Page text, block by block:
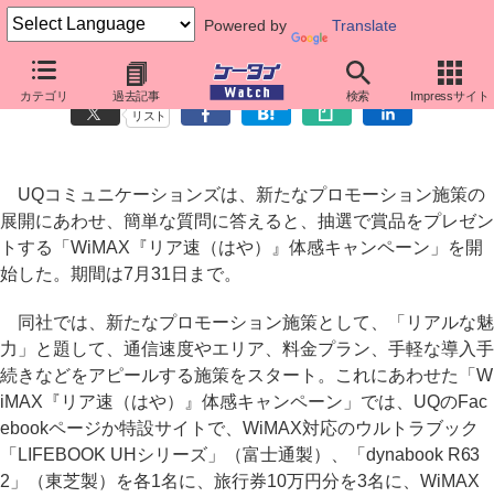
Powered by Translate
カテゴリ 過去記事 検索 Impressサイト
UQ、ウルトラブックや旅行券10万円分などプレゼント
リスト
UQコミュニケーションズは、新たなプロモーション施策の
展開にあわせ、簡単な質問に答えると、抽選で賞品をプレゼン
トする「WiMAX『リア速（はや）』体感キャンペーン」を開
始した。期間は7月31日まで。
同社では、新たなプロモーション施策として、「リアルな魅
力」と題して、通信速度やエリア、料金プラン、手軽な導入手
続きなどをアピールする施策をスタート。これにあわせた「W
iMAX『リア速（はや）』体感キャンペーン」では、UQのFac
ebookページか特設サイトで、WiMAX対応のウルトラブック
「LIFEBOOK UHシリーズ」（富士通製）、「dynabook R63
2」（東芝製）を各1名に、旅行券10万円分を3名に、WiMAX